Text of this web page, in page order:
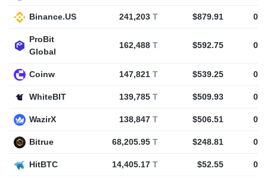
Binance.US 241,203 T $879.91 0
ProBit
Global
162,488 T $592.75 0
Coinw 147,821 T $539.25 0
WhiteBIT 139,785 T $509.93 0
WazirX 138,847 T $506.51 0
Bitrue 68,205.95 T $248.81 0
HitBTC 14,405.17 T $52.55 0